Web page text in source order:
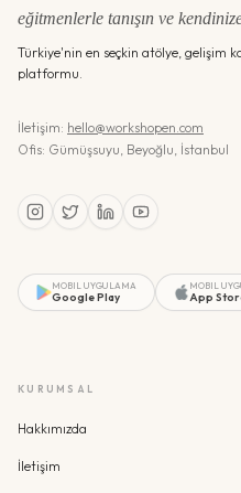
eğitmenlerle tanışın ve
Türkiye'nin en seçkin atölye, gelişim
platformu.
İletişim: hello@workshopen.com
Ofis: Gümüşsuyu, Beyoğlu, İstanbul
MOBIL UYGULAMA
Google Play
MOBIL
App
KURUMSAL
Hakkımızda
İletişim